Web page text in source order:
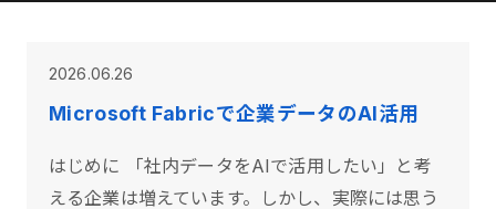
2026.06.26
Microsoft Fabricで企業データのAI活用
はじめに 「社内データをAIで活用したい」と考
える企業は増えています。しかし、実際には思う